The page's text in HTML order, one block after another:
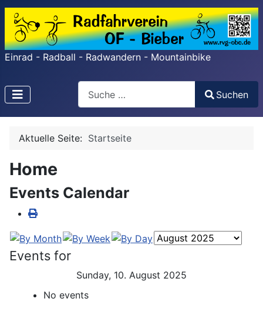
Einrad - Radball - Radwandern - Mountainbike
Search
Type 2 or more characters for results.
Suchen
Aktuelle Seite: Startseite
Home
Events Calendar
Events for
Sunday, 10. August 2025
No events